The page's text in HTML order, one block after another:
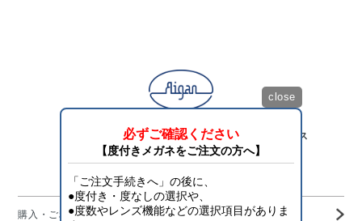
「目を護り、将来を守る」アイスタイリング・サービス
Aigan Official Online Shop
購入・ご利用ガイド
close